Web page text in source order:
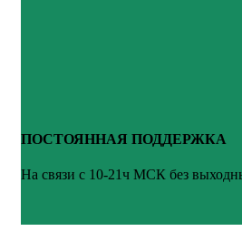
ПОСТОЯННАЯ ПОДДЕРЖКА
На связи с 10-21ч МСК без